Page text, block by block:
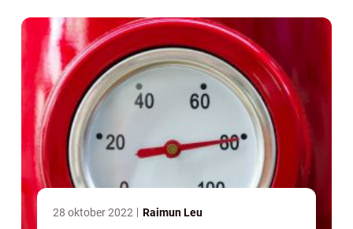
28 oktober 2022 Raimun Leu